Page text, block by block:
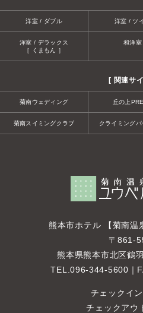
熊本市ホテル 【菊南温
〒861-
熊本県熊本市北区鶴
TEL.096-344-5600 ｜
チェックイ
チェックアウ
洋室 / ダブル 洋室 / ツ
洋室 / デラックス
［ くまもん ］
和洋室
[ 関連サ
菊南ウェディング 丘の上
菊南スイミングクラブ クライミング